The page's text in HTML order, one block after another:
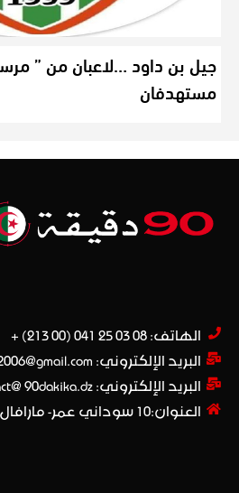
جيل بن داود …لاعبان من ”
مستهدفان
الهاتف: 08 03 25 041 (00 213) +​
البريد الإلكتروني: journal90minutes2006@gmail.com
البريد الإلكتروني: contact@ 90dakika.dz
العنوان:10 سوداني عمر- مارافال - وهران, الجزائر.